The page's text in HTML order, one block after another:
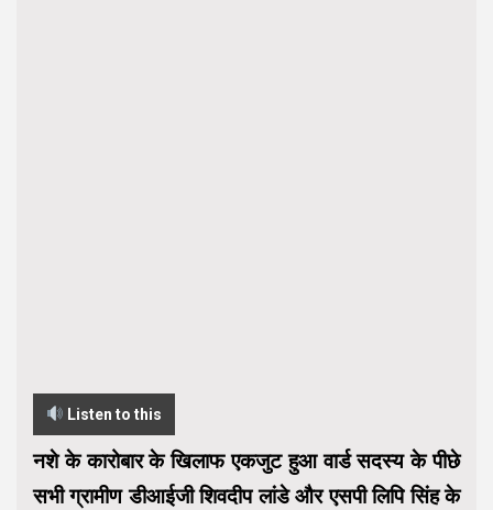
Listen to this
नशे के कारोबार के खिलाफ एकजुट हुआ वार्ड सदस्य के पीछे
सभी ग्रामीण डीआईजी शिवदीप लांडे और एसपी लिपि सिंह के